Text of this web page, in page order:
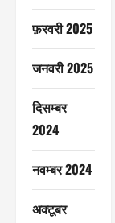
फ़रवरी 2025
जनवरी 2025
दिसम्बर
2024
नवम्बर 2024
अक्टूबर